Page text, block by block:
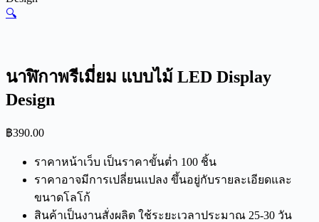
🔍
นาฬิกาพรีเมี่ยม แบบไม้ LED Display
Design
฿390.00
ราคาหน้าเว็บ เป็นราคาขั้นต่ำ 100 ชิ้น
ราคาอาจมีการเปลี่ยนแปลง ขึ้นอยู่กับรายละเอียดและ
ขนาดโลโก้
สินค้าเป็นงานสั่งผลิต ใช้ระยะเวลาประมาณ 25-30 วัน